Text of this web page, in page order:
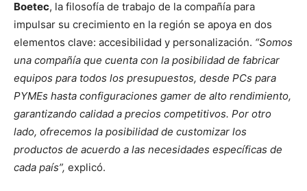
Boetec, la filosofía de trabajo de la compañía para
impulsar su crecimiento en la región se apoya en dos
elementos clave: accesibilidad y personalización. “Somos
una compañía que cuenta con la posibilidad de fabricar
equipos para todos los presupuestos, desde PCs para
PYMEs hasta configuraciones gamer de alto rendimiento,
garantizando calidad a precios competitivos. Por otro
lado, ofrecemos la posibilidad de customizar los
productos de acuerdo a las necesidades específicas de
cada país”, explicó.